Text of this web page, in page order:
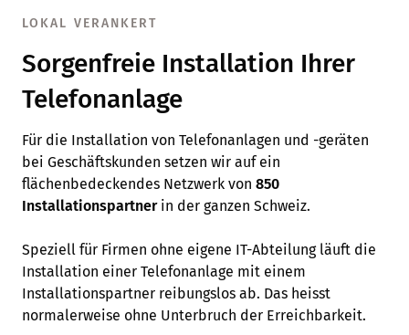
LOKAL VERANKERT
Sorgenfreie Installation Ihrer
Telefonanlage
Für die Installation von Telefonanlagen und -geräten
bei Geschäftskunden setzen wir auf ein
flächenbedeckendes Netzwerk von 850
Installationspartnerin der ganzen Schweiz.
Speziell für Firmen ohne eigene IT-Abteilung läuft die
Installation einer Telefonanlage mit einem
Installationspartner reibungslos ab. Das heisst
normalerweise ohne Unterbruch der Erreichbarkeit.